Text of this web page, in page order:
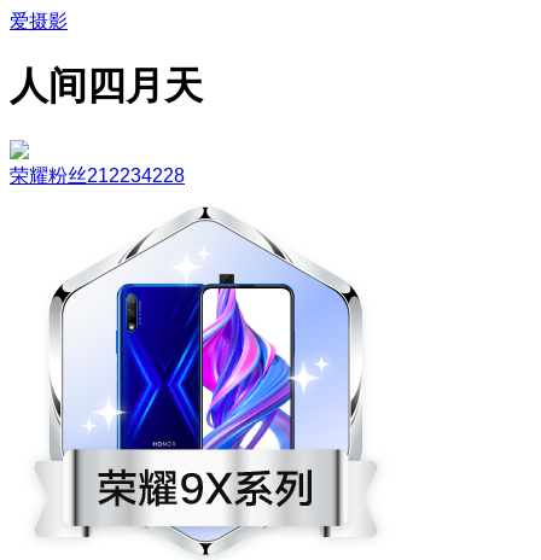
爱摄影
人间四月天
荣耀粉丝212234228